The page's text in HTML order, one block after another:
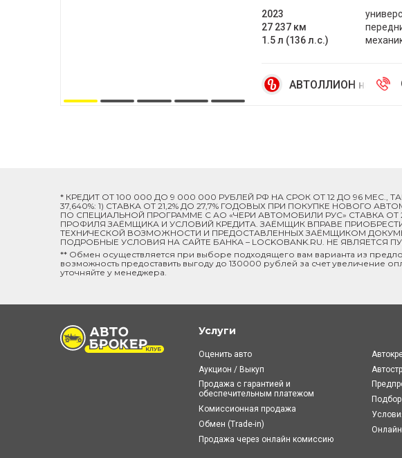
2023
27 237 км
1.5 л (136 л.с.)
АВТОЛЛИОН на
* КРЕДИТ ОТ 100 000 ДО 9 000 000 РУБЛЕЙ РФ НА СРОК ОТ 12 ДО 96
37,640%: 1) СТАВКА ОТ 21,2% ДО 27,7% ГОДОВЫХ ПРИ ПОКУПКЕ НОВОГО
ПО СПЕЦИАЛЬНОЙ ПРОГРАММЕ C АО «ЧЕРИ АВТОМОБИЛИ РУС» СТАВКА
ПРОФИЛЯ ЗАЁМЩИКА И УСЛОВИЙ КРЕДИТА. ЗАЁМЩИК ВПРАВЕ
ТЕХНИЧЕСКОЙ ВОЗМОЖНОСТИ И ПРЕДОСТАВЛЕННЫХ ЗАЁМЩИКОМ
ПОДРОБНЫЕ УСЛОВИЯ НА САЙТЕ БАНКА – LOCKOBANK.RU. НЕ
** Обмен осуществляется при выборе подходящего вам варианта из
возможность предоставить выгоду до 130000 рублей за счет увеличение
уточняйте у менеджера.
Услуги
Оценить авто
Аукцион / Выкуп
Продажа с гарантией и
обеспечительным платежом
Комиссионная продажа
Обмен (Trade-in)
Продажа через онлайн комиссию